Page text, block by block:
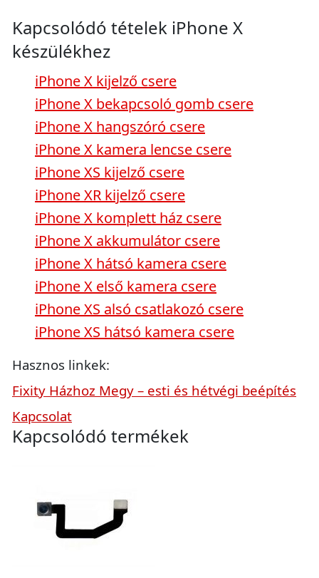
Kapcsolódó tételek iPhone X
készülékhez
iPhone X kijelző csere
iPhone X bekapcsoló gomb csere
iPhone X hangszóró csere
iPhone X kamera lencse csere
iPhone XS kijelző csere
iPhone XR kijelző csere
iPhone X komplett ház csere
iPhone X akkumulátor csere
iPhone X hátsó kamera csere
iPhone X első kamera csere
iPhone XS alsó csatlakozó csere
iPhone XS hátsó kamera csere
Hasznos linkek:
Fixity Házhoz Megy – esti és hétvégi beépítés
Kapcsolat
Kapcsolódó termékek